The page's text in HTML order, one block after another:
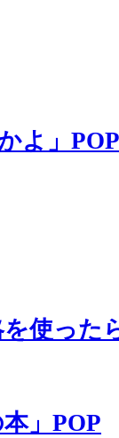
よ」POP
使っ
」POP